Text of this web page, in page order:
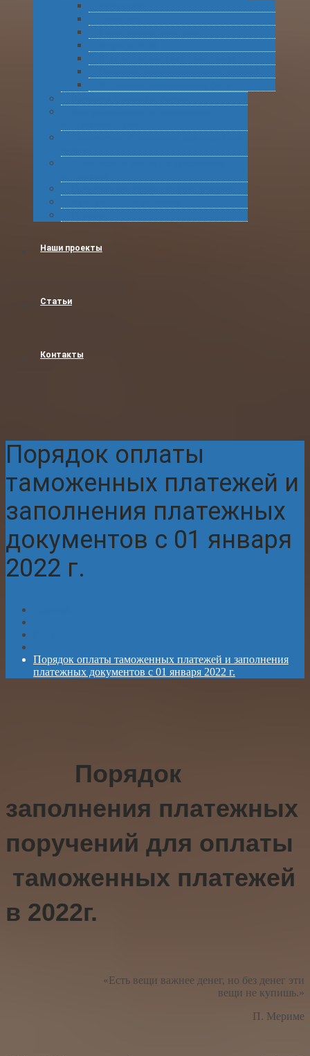
Наши проекты
Статьи
Контакты
Порядок оплаты
таможенных платежей и
заполнения платежных
документов с 01 января
2022 г.
Порядок оплаты таможенных платежей и заполнения
платежных документов с 01 января 2022 г.
Порядок
заполнения платежных
поручений для оплаты
таможенных платежей
в 2022г.
«Есть вещи важнее денег, но без денег эти
вещи не купишь.»
П. Мериме